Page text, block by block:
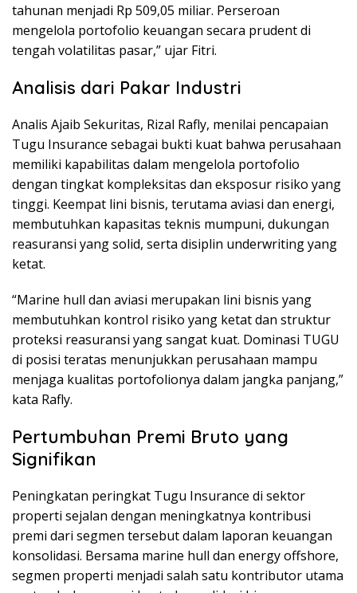
tahunan menjadi Rp 509,05 miliar. Perseroan
mengelola portofolio keuangan secara prudent di
tengah volatilitas pasar,” ujar Fitri.
Analisis dari Pakar Industri
Analis Ajaib Sekuritas, Rizal Rafly, menilai pencapaian
Tugu Insurance sebagai bukti kuat bahwa perusahaan
memiliki kapabilitas dalam mengelola portofolio
dengan tingkat kompleksitas dan eksposur risiko yang
tinggi. Keempat lini bisnis, terutama aviasi dan energi,
membutuhkan kapasitas teknis mumpuni, dukungan
reasuransi yang solid, serta disiplin underwriting yang
ketat.
“Marine hull dan aviasi merupakan lini bisnis yang
membutuhkan kontrol risiko yang ketat dan struktur
proteksi reasuransi yang sangat kuat. Dominasi TUGU
di posisi teratas menunjukkan perusahaan mampu
menjaga kualitas portofolionya dalam jangka panjang,”
kata Rafly.
Pertumbuhan Premi Bruto yang
Signifikan
Peningkatan peringkat Tugu Insurance di sektor
properti sejalan dengan meningkatnya kontribusi
premi dari segmen tersebut dalam laporan keuangan
konsolidasi. Bersama marine hull dan energy offshore,
segmen properti menjadi salah satu kontributor utama